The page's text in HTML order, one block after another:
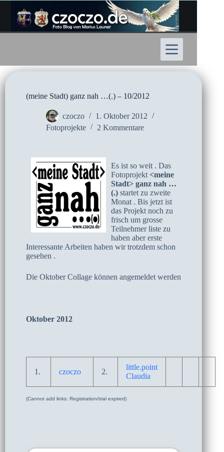
Inhalt
springen
(meine Stadt) ganz nah …(.) – 10/2012
czoczo
1. Oktober 2012
Fotoprojekte
2 Kommentare
Es ist so weit . Das
Fotoprojekt <meine
Stadt> ganz nah …
(.) startet zu zweite
Monat . Bis jetzt ist
das Projekt noch zu
frisch um grosse
Teilnehmer liste zu
haben aber erste
Interessante Arbeiten haben wir trotzdem schon
gesehen .
Die Oktober Collage können angemeldet werden
Oktober 2012
1. czoczo 2.
little.point
Claudia
(Cannot add links: Registration/trial expired)